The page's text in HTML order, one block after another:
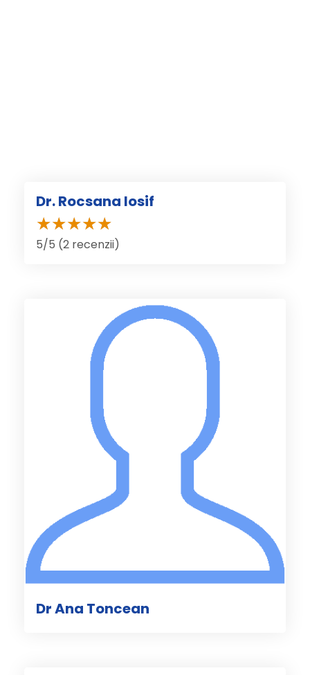
Dr. Rocsana Iosif
5/5 (2 recenzii)
Dr Ana Toncean